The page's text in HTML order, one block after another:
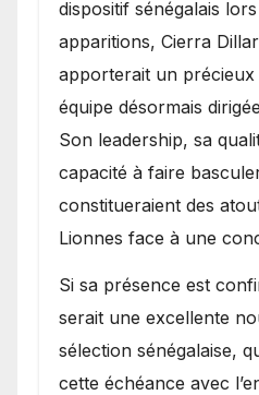
dispositif sénégalais
apparitions, Cierra
apporterait un
équipe désormais
Son leadership, sa
capacité à faire
constitueraient des
Lionnes face à une
Si sa présence est
serait une excellente
sélection sénégalaise,
cette échéance avec